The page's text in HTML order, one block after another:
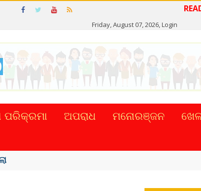
READ
Friday, August 07, 2026,Login
ପରିକ୍ରମା ଅପରାଧ ମନୋରଞ୍ଜନ